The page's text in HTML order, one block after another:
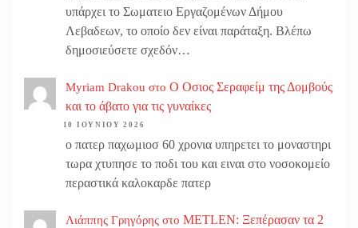
υπάρχει το Σωματειο Εργαζομένων Δήμου
Λεβαδεων, το οποίο δεν είναι παράταξη. Βλέπω
δημοσιεύσετε σχεδόν…
Myriam Drakou στο Ο Οσιος Σεραφείμ της Δομβούς
και το άβατο για τις γυναίκες
10 ΙΟΥΝΊΟΥ 2026
ο πατερ παχωμιοσ 60 χρονια υπηρετει το μοναστηρι
τωρα χτυπησε το ποδι του και ειναι στο νοσοκομείο
περαστικά καλοκαρδε πατερ
Λιάππης Γρηγόρης στο METLEN: Ξεπέρασαν τα 2